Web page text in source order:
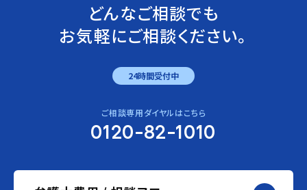
どんなご相談でも
お気軽にご相談ください。
24時間受付中
ご相談専用ダイヤルはこちら
0120-82-1010